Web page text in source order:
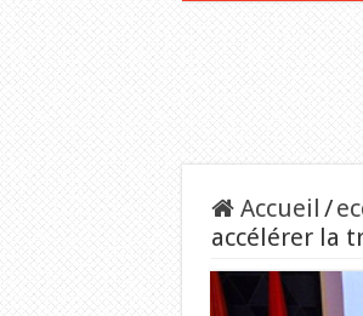
Accueil /
accélérer la